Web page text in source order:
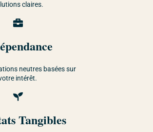
claires.
neutres basées sur
intérêt.
Tangibles